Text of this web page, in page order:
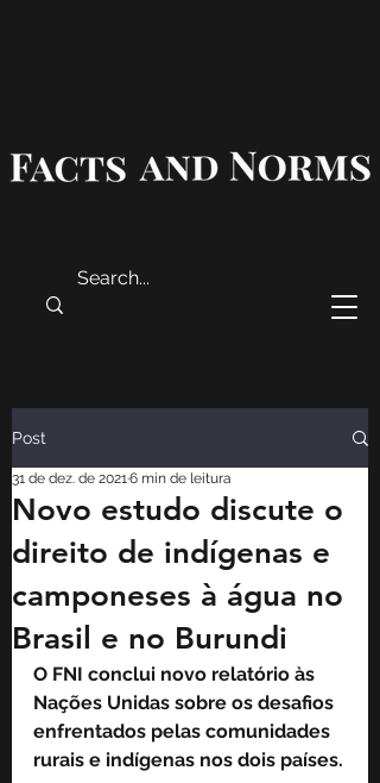
Post
Novo estudo discute o
direito de indígenas e
camponeses à água no
Brasil e no Burundi
31 de dez. de 20216 min de leitura
O FNI conclui novo relatório às
Nações Unidas sobre os desafios
enfrentados pelas comunidades
rurais e indígenas nos dois países.